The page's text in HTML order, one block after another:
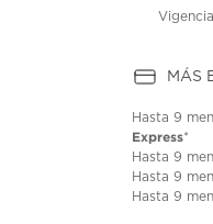
MÁS
Hasta9
Express*
Hasta9
Hasta9
Hasta9